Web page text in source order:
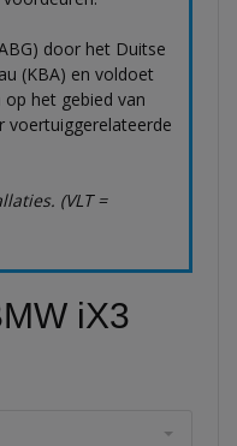
door het Duitse
(KBA) en voldoet
het gebied van
voertuiggerelateerde
(VLT =
iX3